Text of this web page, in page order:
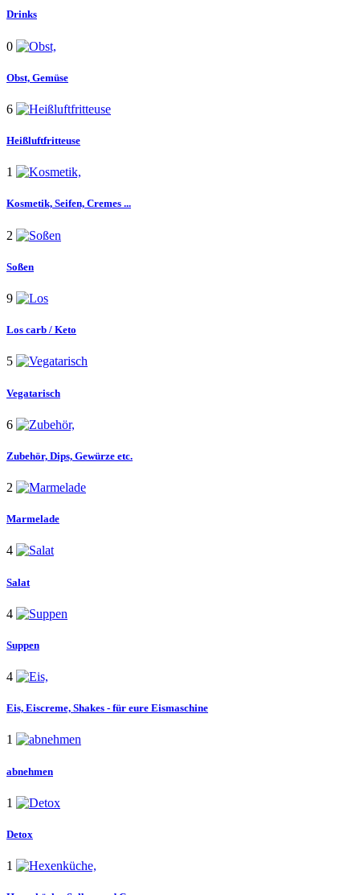
Drinks
0
Obst, Gemüse
6
Heißluftfritteuse
1
Kosmetik, Seifen, Cremes ...
2
Soßen
9
Los carb / Keto
5
Vegatarisch
6
Zubehör, Dips, Gewürze etc.
2
Marmelade
4
Salat
4
Suppen
4
Eis, Eiscreme, Shakes - für eure Eismaschine
1
abnehmen
1
Detox
1